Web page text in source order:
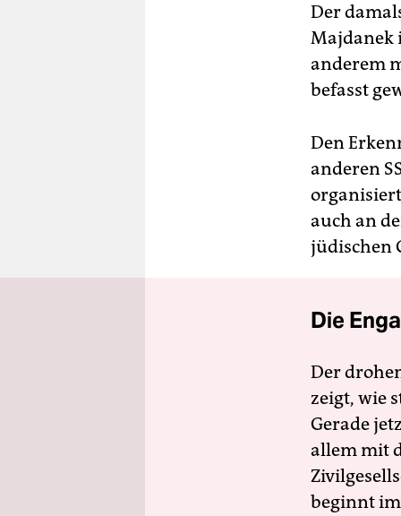
Der
Majdanek
anderem
befasst
Den
anderen
auch an
jüdischen
Die
Der
zeigt, wie
Gerade
allem mit
beginnt